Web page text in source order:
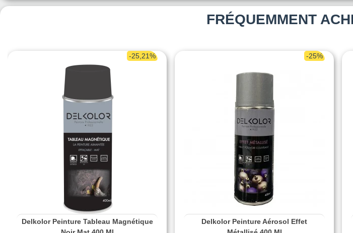
FRÉQUEMMENT
-25,21%
Delkolor Peinture Tableau Magnétique
-25%
Delkolor Peinture Aérosol Effet